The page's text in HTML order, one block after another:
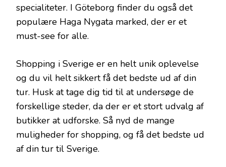
specialiteter. I Göteborg finder du også det
populære Haga Nygata marked, der er et
must-see for alle.
Shopping i Sverige er en helt unik oplevelse
og du vil helt sikkert få det bedste ud af din
tur. Husk at tage dig tid til at undersøge de
forskellige steder, da der er et stort udvalg af
butikker at udforske. Så nyd de mange
muligheder for shopping, og få det bedste ud
af din tur til Sverige.